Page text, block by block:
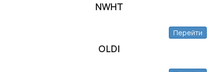
NWHT
Перейти
OLDI